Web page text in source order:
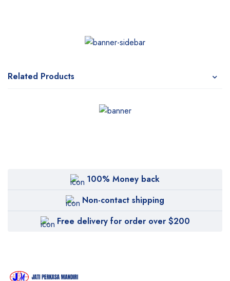
Related Products
100% Money back
Non-contact shipping
Free delivery for order over $200